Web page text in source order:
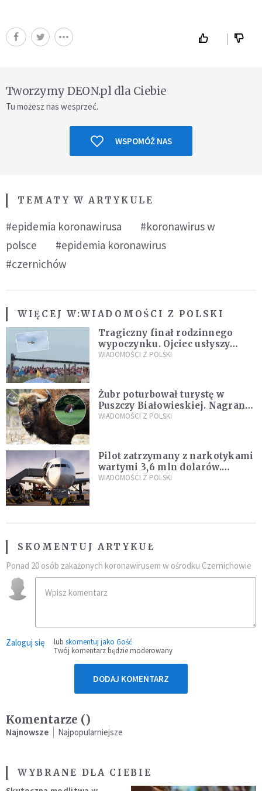
Tworzymy DEON.pl dla Ciebie
Tu możesz nas wesprzeć.
WSPOMÓŻ NAS
TEMATY W ARTYKULE
#epidemia koronawirusa
#koronawirus w
polsce
#epidemia koronawirus
#czernichów
WIĘCEJ W:WIADOMOŚCI Z POLSKI
Tragiczny finał rodzinnego
wypoczynku. Ojciec usłyszy
zarzuty
WIADOMOŚCI Z POLSKI
Żubr poturbował turystę w
Puszczy Białowieskiej. Nagranie
daje do myślenia
WIADOMOŚCI Z POLSKI
Pilot zatrzymany z narkotykami
wartymi 3,6 mln dolarów.
Śledczy podejrzewają, że latał
WIADOMOŚCI Z POLSKI
SKOMENTUJ ARTYKUŁ
Ponad 20 osób zakażonych koronawirusem w ośrodku Czernichowie
Zaloguj się lub skomentuj jako Gość
Twój komentarz będzie moderowany
DODAJ KOMENTARZ
Komentarze ()
Najnowsze Najpopularniejsze
WYBRANE DLA CIEBIE